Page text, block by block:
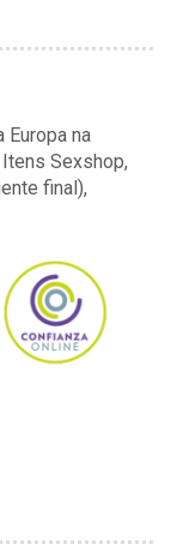
na
Sexshop,
final),